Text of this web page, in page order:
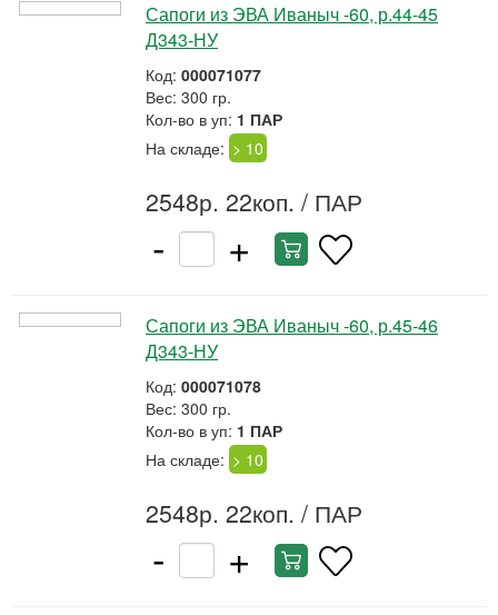
Сапоги из ЭВА Иваныч -60, р.44-45
Д343-НУ
Код: 000071077
Вес: 300 гр.
Кол-во в уп: 1 ПАР
На складе: > 10
2548р. 22коп. / ПАР
- +
Сапоги из ЭВА Иваныч -60, р.45-46
Д343-НУ
Код: 000071078
Вес: 300 гр.
Кол-во в уп: 1 ПАР
На складе: > 10
2548р. 22коп. / ПАР
- +